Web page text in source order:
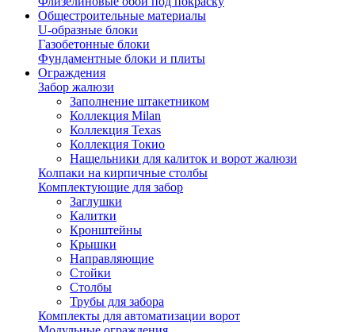
Общестроительные материалы
U-образные блоки
Газобетонные блоки
Фундаментные блоки и плиты
Ограждения
Забор жалюзи
Заполнение штакетником
Коллекция Milan
Коллекция Texas
Коллекция Токио
Нащельники для калиток и ворот жалюзи
Колпаки на кирпичные столбы
Комплектующие для забор
Заглушки
Калитки
Кронштейны
Крышки
Направляющие
Стойки
Столбы
Трубы для забора
Комплекты для автоматизации ворот